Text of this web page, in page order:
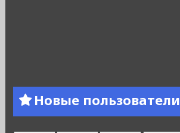
Новые пользователи